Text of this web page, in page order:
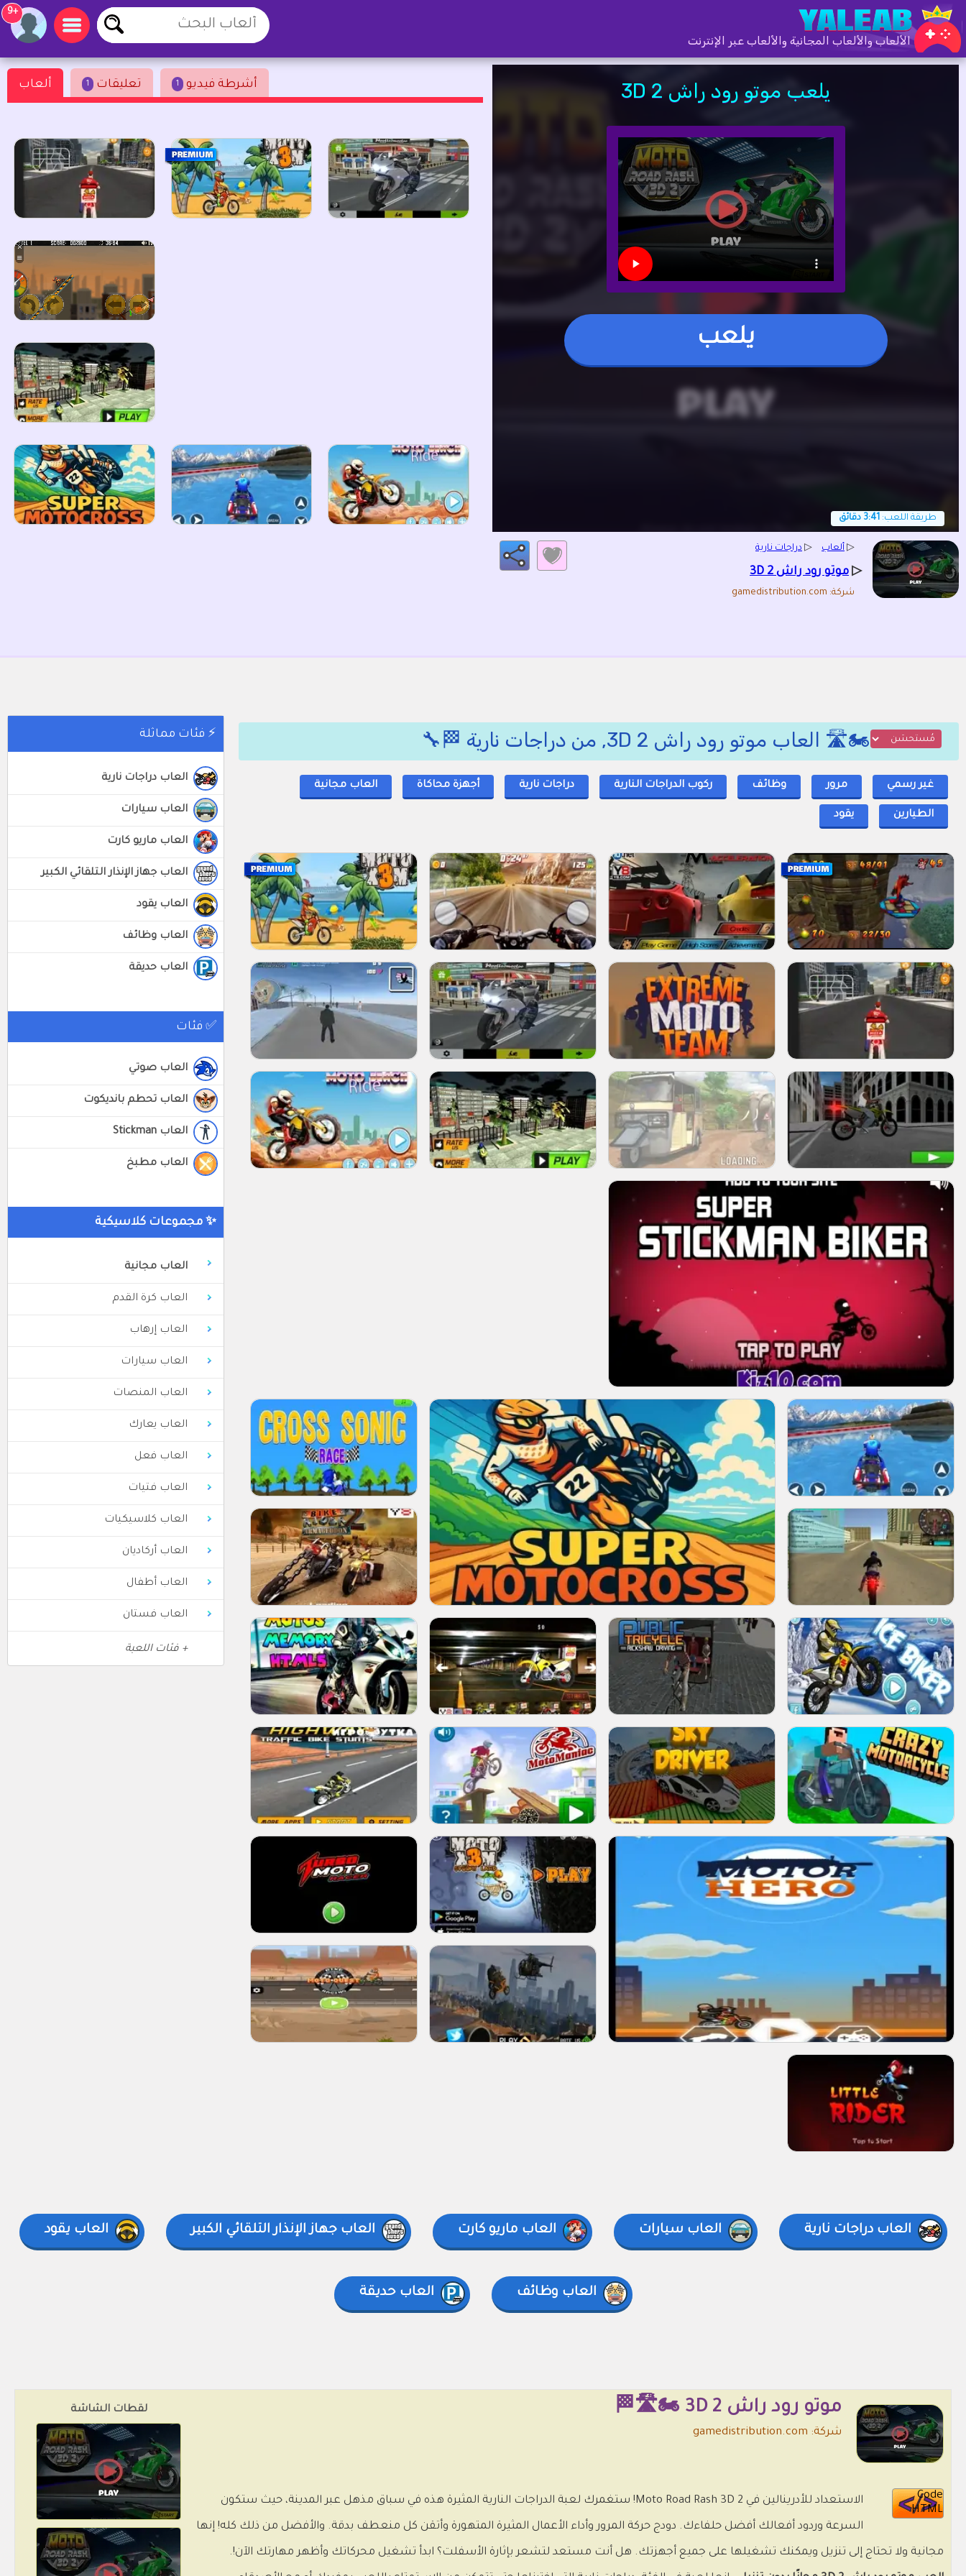
الألعاب والألعاب المجانية والألعاب عبر الإنترنت
+9
يلعب موتو رود راش 3D 2
يلعب
طريقة اللعب: 3:41 دقائق
▷ ألعاب ▷ دراجات نارية
▷ موتو رود راش 3D 2
شركة: gamedistribution.com
ألعاب 1 تعليقات 1 أشرطة فيديو
⚡ فئات مماثلة
العاب دراجات نارية
العاب سيارات
العاب ماريو كارت
العاب جهاز الإنذار التلقائي الكبير
العاب يقود
العاب وظائف
العاب حديقة
✅ فئات
العاب صوتي
العاب تحطم بانديكوت
العاب Stickman
العاب مطبخ
✨ مجموعات كلاسيكية
العاب مجانية
العاب كرة القدم
العاب إرهاب
العاب سيارات
العاب المنصات
العاب يعارك
العاب فعل
العاب فتيات
العاب كلاسيكيات
العاب أركاديان
العاب أطفال
العاب فستان
+ فئات اللعبة
🏍️🛣️ العاب موتو رود راش 3D 2, من دراجات نارية 🏁🔧
غير رسمي مرور وظائف ركوب الدراجات النارية دراجات نارية أجهزة محاكاة العاب مجانية
الطيارين يقود
العاب دراجات نارية العاب سيارات العاب ماريو كارت العاب جهاز الإنذار التلقائي الكبير العاب يقود
العاب وظائف العاب حديقة
لقطات الشاشة موتو رود راش 3D 2 🏍️🛣️🏁
شركة: gamedistribution.com
Code
HTML
الاستعداد للأدرينالين في Moto Road Rash 3D 2! ستغمرك لعبة الدراجات النارية المثيرة هذه في سباق مذهل عبر المدينة، حيث ستكون
السرعة وردود أفعالك أفضل حلفاءك. دودج حركة المرور وأداء الأعمال المثيرة المتهورة وأتقن كل منعطف بدقة. والأفضل من ذلك كله! إنها
مجانية ولا تحتاج إلى تنزيل ويمكنك تشغيلها على جميع أجهزتك. هل أنت مستعد لتشعر بإثارة الأسفلت؟ ابدأ تشغيل محركاتك وأظهر مهارتك الآن!.